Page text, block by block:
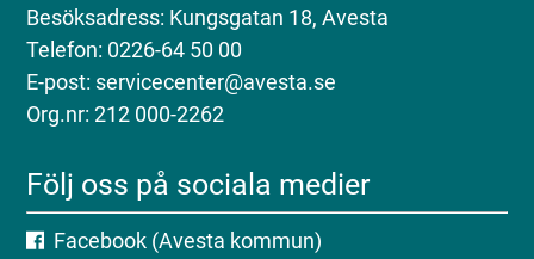
Besöksadress: Kungsgatan 18, Avesta
Telefon: 0226-64 50 00
E-post: servicecenter@avesta.se
Org.nr: 212 000-2262
Följ oss på sociala medier
Facebook (Avesta kommun)